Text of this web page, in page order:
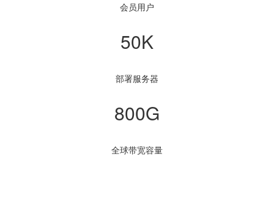
会员用户
50K
部署服务器
800G
全球带宽容量